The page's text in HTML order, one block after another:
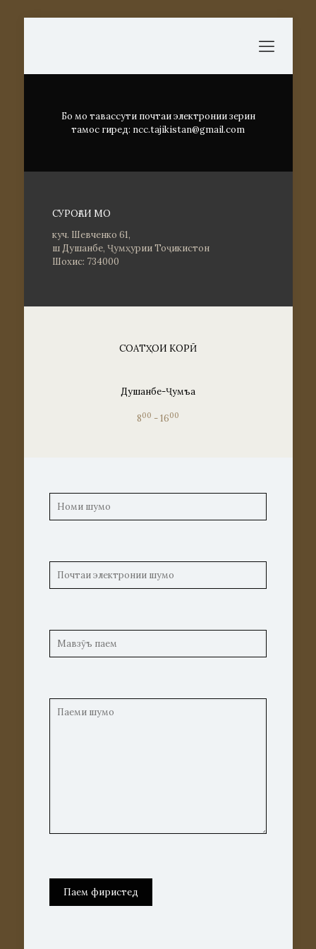
Бо мо тавассути почтаи электронии зерин
тамос гиред: ncc.tajikistan@gmail.com
СУРОҒАИ МО
куч. Шевченко 61,
ш Душанбе, Ҷумҳурии Тоҷикистон
Шохис: 734000
СОАТҲОИ КОРӢ
Душанбе-Ҷумъа
800 - 1600